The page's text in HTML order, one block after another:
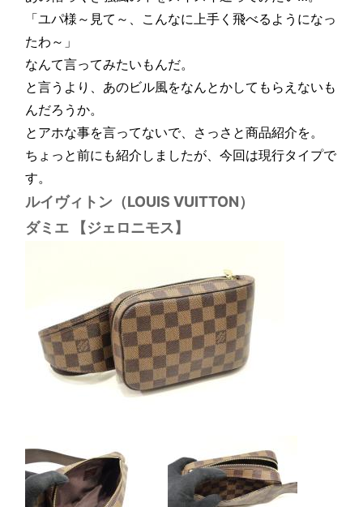
「ユパ様～見て～、こんなに上手く飛べるようになっ
たわ～」
なんて言ってみたいもんだ。
と言うより、あのビル風をなんとかしてもらえないも
んだろうか。
とアホな事を言ってないで、さっさと商品紹介を。
ちょっと前にも紹介しましたが、今回は現行タイプで
す。
ルイヴィトン（LOUIS VUITTON）
ダミエ 【ジェロニモス】